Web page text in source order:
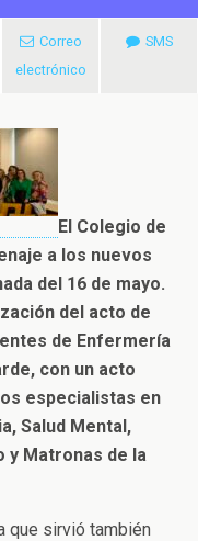
Correo
electrónico
SMS
El Colegio de
a los nuevos
del 16 de mayo.
del acto de
de Enfermería
con un acto
especialistas en
Salud Mental,
y Matronas de la
que sirvió también